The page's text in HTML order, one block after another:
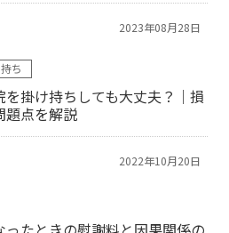
2023年08月28日
ち
掛け持ちしても大丈夫？｜損
題点を解説
2022年10月20日